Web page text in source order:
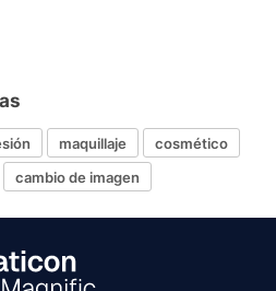
maquillaje
cosmético
cambio de imagen